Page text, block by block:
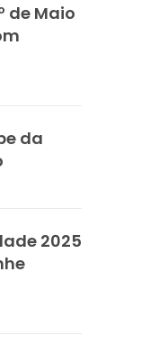
de Maio
da
2025